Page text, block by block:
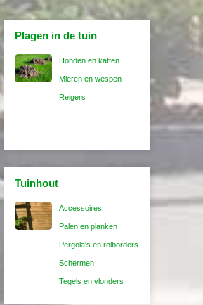
Plagen in de tuin
Honden en katten
Mieren en wespen
Reigers
Tuinhout
Accessoires
Palen en planken
Pergola's en rolborders
Schermen
Tegels en vlonders